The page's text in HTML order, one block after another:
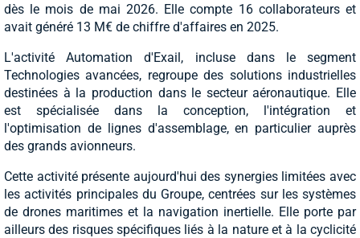
dès le mois de mai 2026. Elle compte 16 collaborateurs et
avait généré 13 M€ de chiffre d'affaires en 2025.
L'activité Automation d'Exail, incluse dans le segment
Technologies avancées, regroupe des solutions industrielles
destinées à la production dans le secteur aéronautique. Elle
est spécialisée dans la conception, l'intégration et
l'optimisation de lignes d'assemblage, en particulier auprès
des grands avionneurs.
Cette activité présente aujourd'hui des synergies limitées avec
les activités principales du Groupe, centrées sur les systèmes
de drones maritimes et la navigation inertielle. Elle porte par
ailleurs des risques spécifiques liés à la nature et à la cyclicité